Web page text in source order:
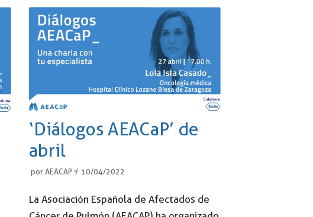
‘Diálogos AEACaP’ de
abril
porAEACAP 10/04/2022
La Asociación Española de Afectados de